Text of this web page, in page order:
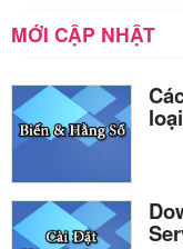
MỚI CẬP NHẬT